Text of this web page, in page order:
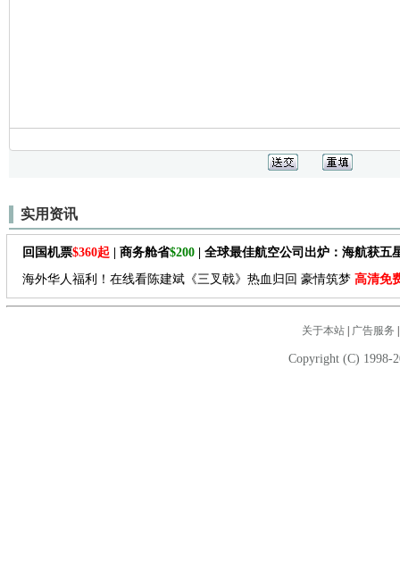
实用资讯
回国机票$360起 | 商务舱省$200 | 全球最佳航空公司出炉：海航获五
海外华人福利！在线看陈建斌《三叉戟》热血归回 豪情筑梦 高清免
关于本站| 广告服务
Copyright (C) 1998-